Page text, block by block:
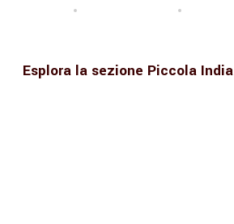
Esplora la sezione Piccola India